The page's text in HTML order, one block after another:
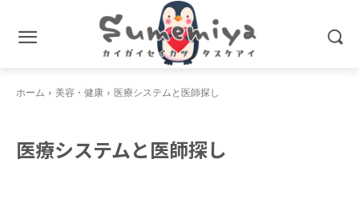
ホーム 美容・健康 医療システムと医師探し
医療システムと医師探し